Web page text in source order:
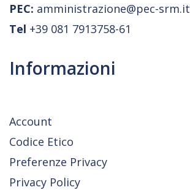
PEC: amministrazione@pec-srm.it
Tel +39 081 7913758-61
Informazioni
Account
Codice Etico
Preferenze Privacy
Privacy Policy